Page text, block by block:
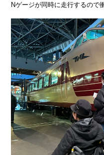
Nゲージが同時に走行するので